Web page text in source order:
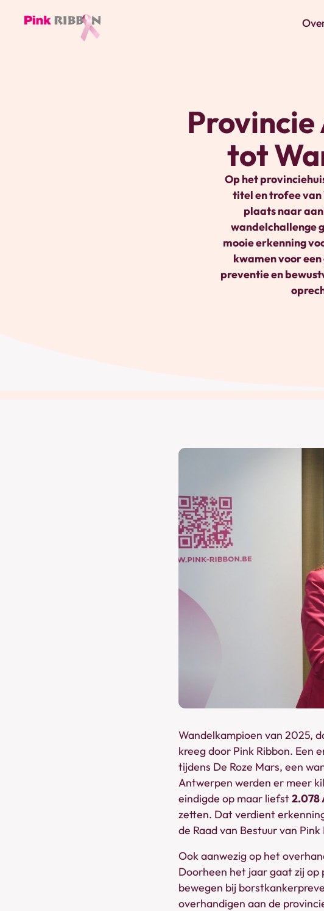
tot
Op het
titel en trofee van
plaats naar
wandelchallenge
mooie erkenning
kwamen voor
preventie en
Wandelkampioen van 2025,
kreeg door Pink Ribbon. Een
tijdens De Roze Mars, een
Antwerpen werden er meer
eindigde op maar liefst2.078
zetten. Dat verdient
de Raad van Bestuur van Pink
Ook aanwezig op het
Doorheen het jaar gaat zij
bewegen bij
overhandigen aan de